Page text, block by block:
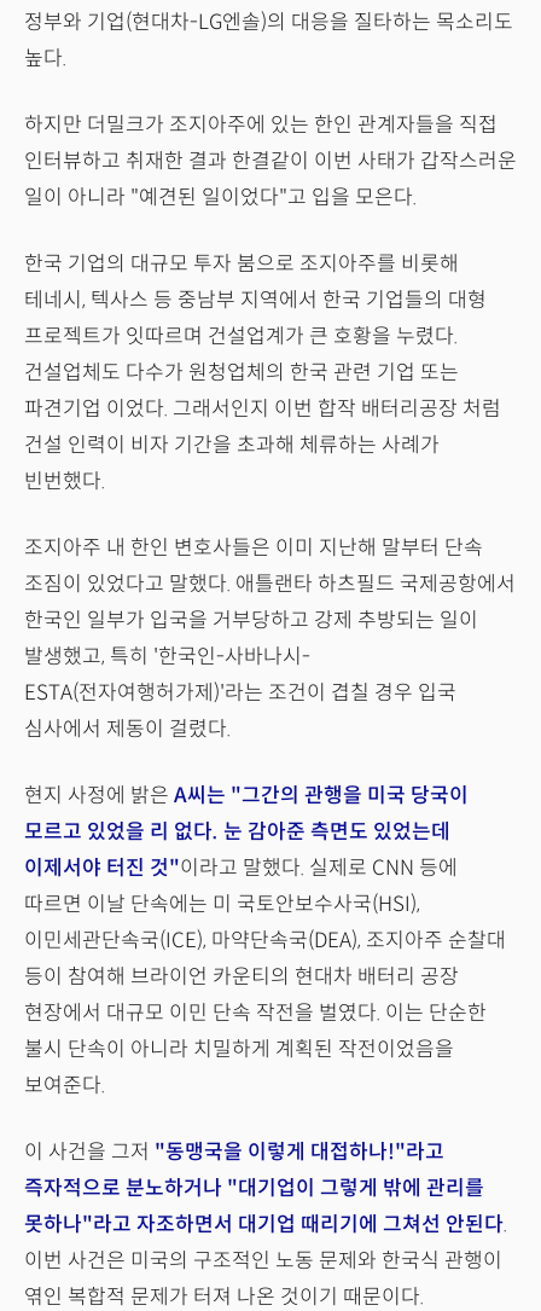
정부와 기업(현대차-LG엔솔)의 대응을 질타하는 목소리도
높다.
하지만 더밀크가 조지아주에 있는 한인 관계자들을 직접
인터뷰하고 취재한 결과 한결같이 이번 사태가 갑작스러운
일이 아니라 "예견된 일이었다"고 입을 모은다.
한국 기업의 대규모 투자 붐으로 조지아주를 비롯해
테네시, 텍사스 등 중남부 지역에서 한국 기업들의 대형
프로젝트가 잇따르며 건설업계가 큰 호황을 누렸다.
건설업체도 다수가 원청업체의 한국 관련 기업 또는
파견기업 이었다. 그래서인지 이번 합작 배터리공장 처럼
건설 인력이 비자 기간을 초과해 체류하는 사례가
빈번했다.
조지아주 내 한인 변호사들은 이미 지난해 말부터 단속
조짐이 있었다고 말했다. 애틀랜타 하츠필드 국제공항에서
한국인 일부가 입국을 거부당하고 강제 추방되는 일이
발생했고, 특히 '한국인-사바나시-
ESTA(전자여행허가제)'라는 조건이 겹칠 경우 입국
심사에서 제동이 걸렸다.
현지 사정에 밝은 A씨는 "그간의 관행을 미국 당국이
모르고 있었을 리 없다. 눈 감아준 측면도 있었는데
이제서야 터진 것"이라고 말했다. 실제로 CNN 등에
따르면 이날 단속에는 미 국토안보수사국(HSI),
이민세관단속국(ICE), 마약단속국(DEA), 조지아주 순찰대
등이 참여해 브라이언 카운티의 현대차 배터리 공장
현장에서 대규모 이민 단속 작전을 벌였다. 이는 단순한
불시 단속이 아니라 치밀하게 계획된 작전이었음을
보여준다.
이 사건을 그저 "동맹국을 이렇게 대접하나!"라고
즉자적으로 분노하거나 "대기업이 그렇게 밖에 관리를
못하나"라고 자조하면서 대기업 때리기에 그쳐선 안된다.
이번 사건은 미국의 구조적인 노동 문제와 한국식 관행이
엮인 복합적 문제가 터져 나온 것이기 때문이다.